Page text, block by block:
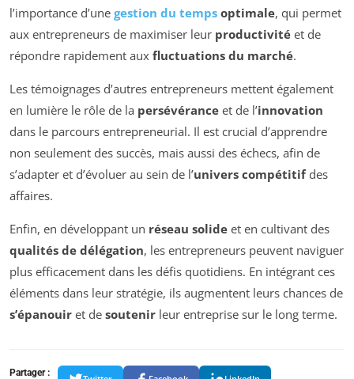
l’importance d’une gestion du temps optimale, qui permet
aux entrepreneurs de maximiser leur productivité et de
répondre rapidement aux fluctuations du marché.
Les témoignages d’autres entrepreneurs mettent également
en lumière le rôle de la persévérance et de l’innovation
dans le parcours entrepreneurial. Il est crucial d’apprendre
non seulement des succès, mais aussi des échecs, afin de
s’adapter et d’évoluer au sein de l’univers compétitifdes
affaires.
Enfin, en développant un réseau solide et en cultivant des
qualités de délégation, les entrepreneurs peuvent naviguer
plus efficacement dans les défis quotidiens. En intégrant ces
éléments dans leur stratégie, ils augmentent leurs chances de
s’épanouir et de soutenir leur entreprise sur le long terme.
Partager :